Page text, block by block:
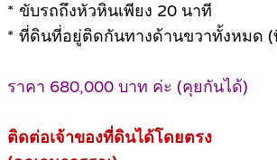
* ขับรถถึงหัวหินเพียง 20 นาที
* ที่ดินที่อยู่ติดกันทางด้านขวาทั้งหมด (
ราคา 680,000 บาท ค่ะ (คุยกันได้)
ติดต่อเจ้าของที่ดินได้โดยตรง